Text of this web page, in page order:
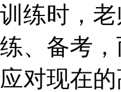
训练时，
练、备考
应对现在